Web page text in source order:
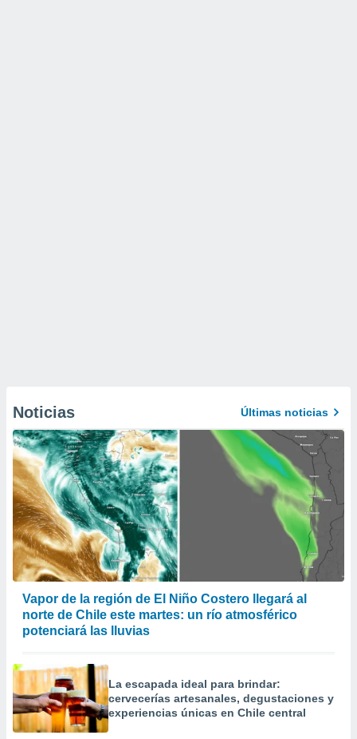
Noticias Últimas noticias
Vapor de la región de El Niño Costero llegará al
norte de Chile este martes: un río atmosférico
potenciará las lluvias
La escapada ideal para brindar:
cervecerías artesanales, degustaciones y
experiencias únicas en Chile central